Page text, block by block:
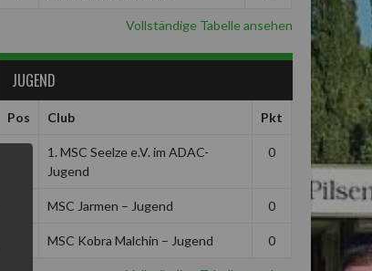
Vollständige Tabelle ansehen
JUGEND
Pos Club Pkt
1. MSC Seelze e.V. im ADAC-
Jugend
0
MSC Jarmen – Jugend 0
MSC Kobra Malchin – Jugend 0